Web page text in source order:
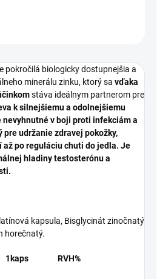
pokročilá biologicky dostupnejšia a
minerálu zinku, ktorý sa vďaka
stáva ideálnym partnerom pre
k silnejšiemu a odolnejšiemu
v boji proti infekciám a
udržanie zdravej pokožky,
až po reguláciu chuti do jedla. Je
hladiny testosterónu a
kapsula, Bisglycinát zinočnatý
horečnatý.
1kaps RVH%